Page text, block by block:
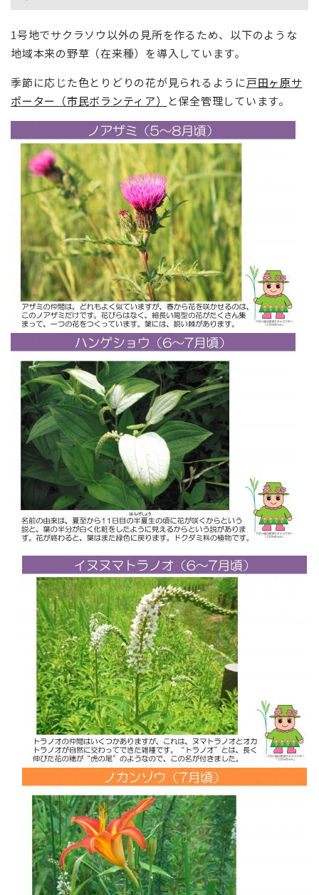
1号地でサクラソウ以外の見所を作るため、以下のような
地域本来の野草（在来種）を導入しています。
季節に応じた色とりどりの花が見られるように戸田ヶ原サ
ポーター（市民ボランティア）
と保全管理しています。